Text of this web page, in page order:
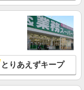
詳細を見る
とりあえずキープ